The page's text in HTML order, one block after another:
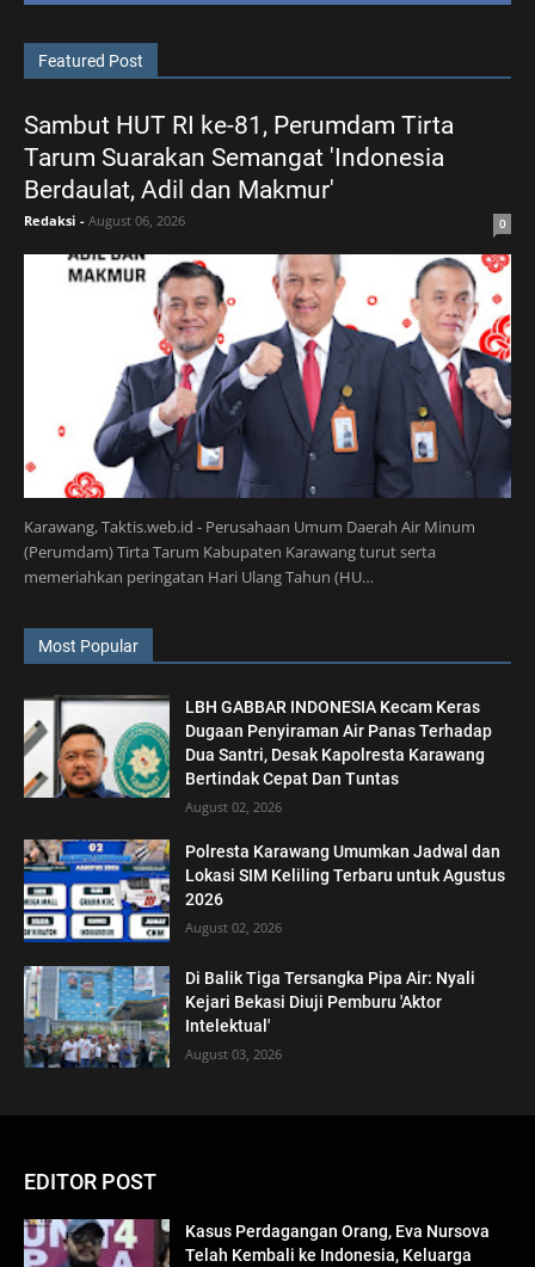
Featured Post
Sambut HUT RI ke-81, Perumdam Tirta
Tarum Suarakan Semangat 'Indonesia
Berdaulat, Adil dan Makmur'
Redaksi - August 06, 2026 0
Karawang, Taktis.web.id - Perusahaan Umum Daerah Air Minum
(Perumdam) Tirta Tarum Kabupaten Karawang turut serta
memeriahkan peringatan Hari Ulang Tahun (HU…
Most Popular
LBH GABBAR INDONESIA Kecam Keras
Dugaan Penyiraman Air Panas Terhadap
Dua Santri, Desak Kapolresta Karawang
Bertindak Cepat Dan Tuntas
August 02, 2026
Polresta Karawang Umumkan Jadwal dan
Lokasi SIM Keliling Terbaru untuk Agustus
2026
August 02, 2026
Di Balik Tiga Tersangka Pipa Air: Nyali
Kejari Bekasi Diuji Pemburu 'Aktor
Intelektual'
August 03, 2026
EDITOR POST
Kasus Perdagangan Orang, Eva Nursova
Telah Kembali ke Indonesia, Keluarga